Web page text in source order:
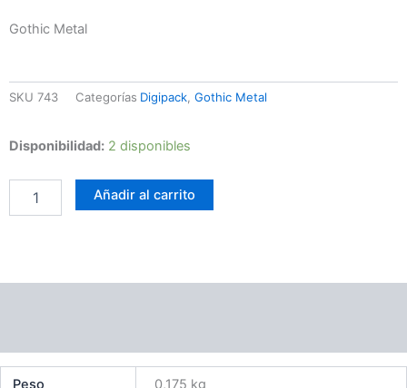
Gothic Metal
SKU 743 Categorías Digipack, Gothic Metal
Disponibilidad: 2 disponibles
Crest
Darkness
Project
Añadir al carrito
Peso 0,175 kg